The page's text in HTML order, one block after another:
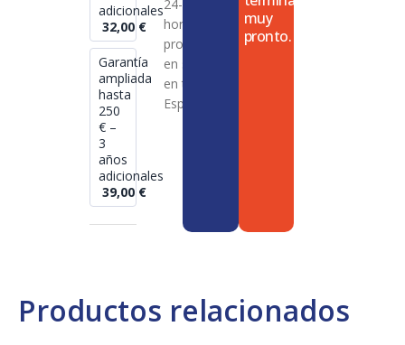
Productos relacionados
adicionales
32,00 €
Garantía
ampliada
hasta
250
€ –
3
años
adicionales
39,00 €
24-72
horas en
productos
en stock
en toda
España
muy
pronto.